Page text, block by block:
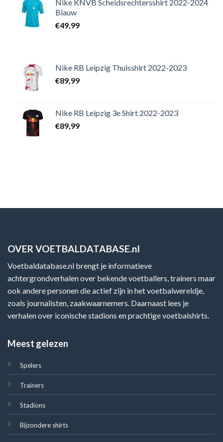
Nike KNVB Scheidsrechtersshirt 2022-2024
Blauw
€49,99
Nike RB Leipzig Thuisshirt 2022-2023
€89,99
Nike RB Leipzig 3e Shirt 2022-2023
€89,99
OVER VOETBALDATABASE.nl
Voetbaldatabase.nl brengt je informatieve
achtergrondverhalen over bekende voetballers, trainers maar
ook andere personen die actief zijn in het voetbalwereldje,
zoals journalisten, zaakwaarnemers. Daarnaast lees je
verhalen over iconische stadions en prachtige voetbalshirts.
Meest gelezen
Spelers
Trainers
Stadions
Bijzondere shirts